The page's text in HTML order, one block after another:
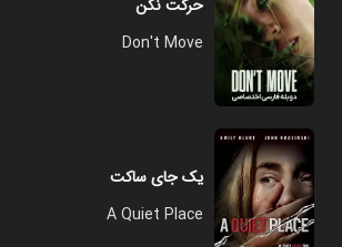
حرکت نکن
Don't Move
یک جای ساکت
A Quiet Place